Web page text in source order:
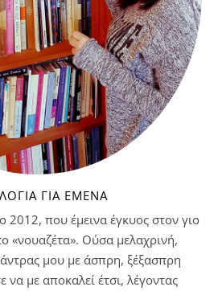
ΓΙΑ ΕΜΈΝΑ
2012, που έμεινα έγκυος στον γιο
«νουαζέτα». Ούσα μελαχρινή,
μου με άσπρη, ξέξασπρη
να με αποκαλεί έτσι, λέγοντας